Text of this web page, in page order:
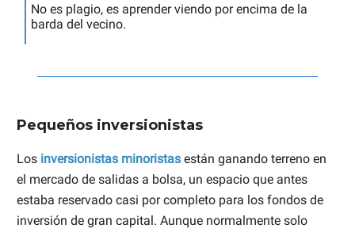
No es plagio, es aprender viendo por encima de la
barda del vecino.
Pequeños inversionistas
Los inversionistas minoristas están ganando terreno en
el mercado de salidas a bolsa, un espacio que antes
estaba reservado casi por completo para los fondos de
inversión de gran capital. Aunque normalmente solo